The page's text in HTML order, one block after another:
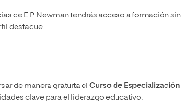
de E.P. Newman tendrás acceso a formación sin
destaque.
de manera gratuita el Curso de Especialización
clave para el liderazgo educativo.